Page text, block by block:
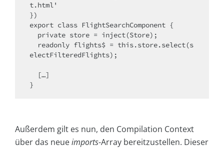
t.html'
})
export class FlightSearchComponent {
electFilteredFlights);
}
Außerdem gilt es nun, den Compilation Context
über das neueimports-Array bereitzustellen. Dieser